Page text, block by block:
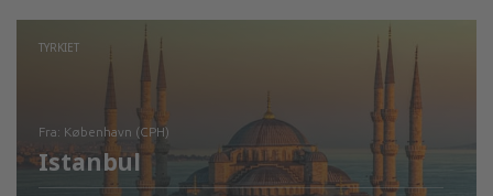
TYRKIET
fra: København (CPH)
Istanbul